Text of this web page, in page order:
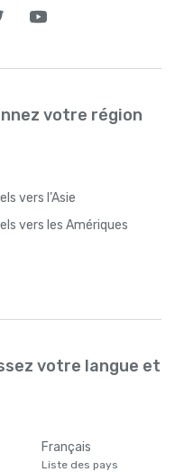
votre région
vers l’Asie
vers les Amériques
votre langue et
Français
Liste des pays